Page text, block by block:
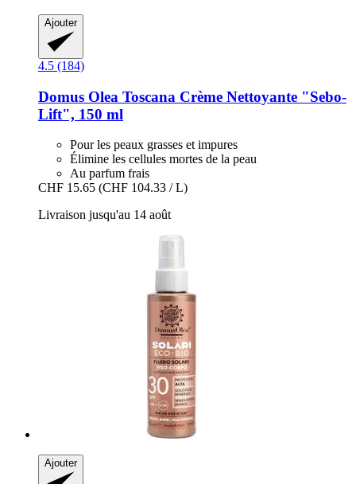
Ajouter
4.5 (184)
Domus Olea Toscana Crème Nettoyante "Sebo-​
Lift", 150 ml
Pour les peaux grasses et impures
Élimine les cellules mortes de la peau
Au parfum frais
CHF 15.65 (CHF 104.33 / L)
Livraison jusqu'au 14 août
Ajouter